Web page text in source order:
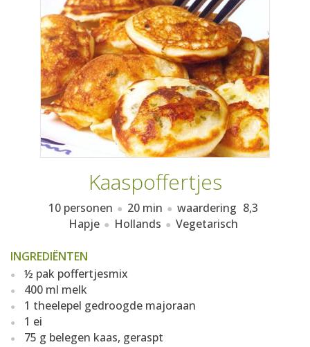
WEEKMENU'S
KOOKBOEKEN
Kaaspoffertjes
10 personen 20 min waardering 8,3
Hapje
Hollands Vegetarisch
INGREDIËNTEN
½ pak poffertjesmix
400 ml melk
1 theelepel gedroogde majoraan
1 ei
75 g belegen kaas, geraspt